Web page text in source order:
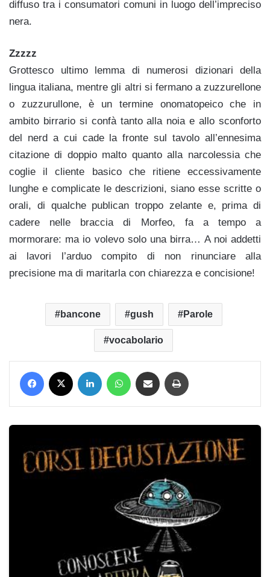
diffuso tra i consumatori comuni in luogo dell’impreciso
nera.
Zzzzz
Grottesco ultimo lemma di numerosi dizionari della
lingua italiana, mentre gli altri si fermano a zuzzurellone
o zuzzurullone, è un termine onomatopeico che in
ambito birrario si confà tanto alla noia e allo sconforto
del nerd a cui cade la fronte sul tavolo all’ennesima
citazione di doppio malto quanto alla narcolessia che
coglie il cliente basico che ritiene eccessivamente
lunghe e complicate le descrizioni, siano esse scritte o
orali, di qualche publican troppo zelante e, prima di
cadere nelle braccia di Morfeo, fa a tempo a
mormorare: ma io volevo solo una birra… A noi addetti
ai lavori l’arduo compito di non rinunciare alla
precisione ma di maritarla con chiarezza e concisione!
bancone gush Parole
vocabolario
Facebook LinkedIn WhatsApp Condividi via mail